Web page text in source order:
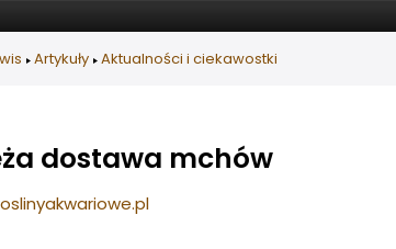
Artykuły Aktualności i ciekawostki
dostawa mchów
o artykule